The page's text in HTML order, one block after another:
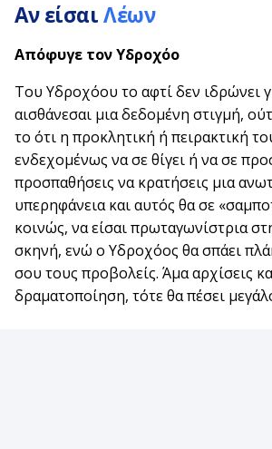
Αν είσαιΛέων
Απόφυγε τονΥδροχόο
Του Υδροχόου το αφτί δεν ιδρώνει
αισθάνεσαι μια δεδομένη στιγμή,
το ότι η προκλητική ή πειρακτική
ενδεχομένως να σε θίγει ή να σε
προσπαθήσεις να κρατήσεις μια
υπερηφάνεια και αυτός θα σε
κοινώς, να είσαι πρωταγωνίστρια
σκηνή, ενώ ο Υδροχόος θα σπάει
σου τους προβολείς. Άμα αρχίσεις
δραματοποίηση, τότε θα πέσει